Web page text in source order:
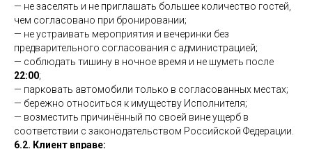
— не заселять и не приглашать большее количество гостей,
чем согласовано при бронировании;
— не устраивать мероприятия и вечеринки без
предварительного согласования с администрацией;
— соблюдать тишину в ночное время и не шуметь после
22:00;
— парковать автомобили только в согласованных местах;
— бережно относиться к имуществу Исполнителя;
— возместить причинённый по своей вине ущерб в
соответствии с законодательством Российской Федерации.
6.2. Клиент вправе: